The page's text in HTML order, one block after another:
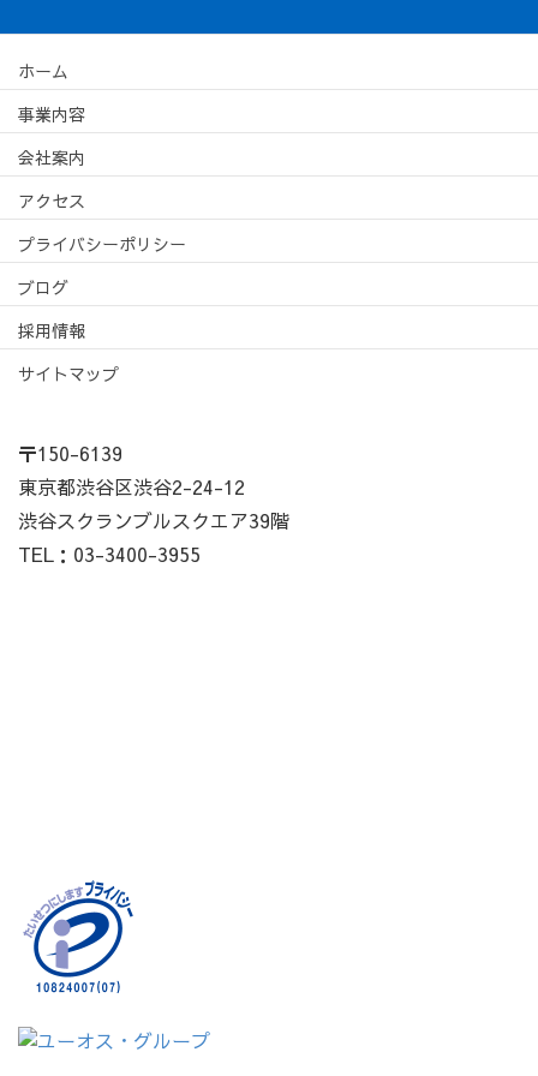
ホーム
事業内容
会社案内
アクセス
プライバシーポリシー
ブログ
採用情報
サイトマップ
〒150-6139
東京都渋谷区渋谷2-24-12
渋谷スクランブルスクエア39階
TEL：03-3400-3955